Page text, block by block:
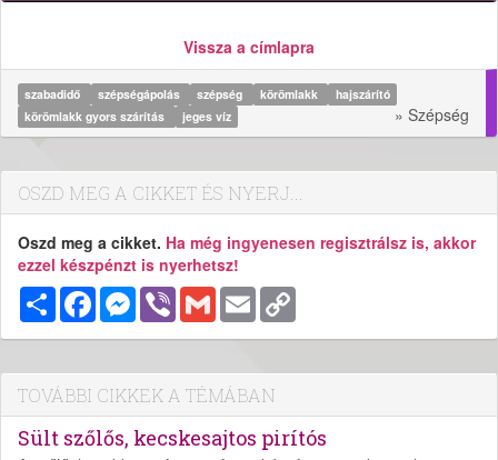
Vissza a címlapra
szabadidő szépségápolás szépség körömlakk
hajszárító
körömlakk gyors szárítás
jeges víz » Szépség
OSZD MEG A CIKKET ÉS NYERJ...
Oszd meg a cikket. Ha még ingyenesen regisztrálsz is, akkor
ezzel készpénzt is nyerhetsz!
MegosztásFacebookMessenger
Viber Gmail Email
TOVÁBBI CIKKEK A TÉMÁBAN
Sült szőlős, kecskesajtos pirítós